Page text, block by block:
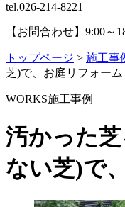
tel.026-214-8221
【お問合わせ】9:00～
トップページ > 施工事
芝)で、お庭リフォーム
WORKS施工事例
汚かった
ない芝)で